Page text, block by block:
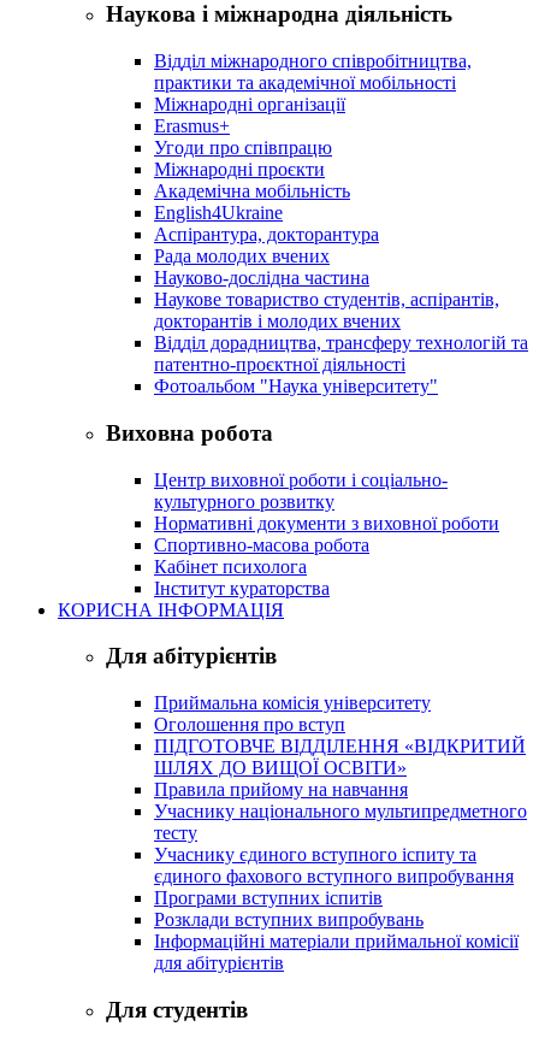
Наукова і міжнародна діяльність
Відділ міжнародного співробітництва,
практики та академічної мобільності
Міжнародні організації
Erasmus+
Угоди про співпрацю
Міжнародні проєкти
Академічна мобільність
English4Ukraine
Аспірантура, докторантура
Рада молодих вчених
Науково-дослідна частина
Наукове товариство студентів, аспірантів,
докторантів і молодих вчених
Відділ дорадництва, трансферу технологій та
патентно-проєктної діяльності
Фотоальбом "Наука університету"
Виховна робота
Центр виховної роботи і соціально-
культурного розвитку
Нормативні документи з виховної роботи
Спортивно-масова робота
Кабінет психолога
Інститут кураторства
КОРИСНА ІНФОРМАЦІЯ
Для абітурієнтів
Приймальна комісія університету
Оголошення про вступ
ПІДГОТОВЧЕ ВІДДІЛЕННЯ «ВІДКРИТИЙ
ШЛЯХ ДО ВИЩОЇ ОСВІТИ»
Правила прийому на навчання
Учаснику національного мультипредметного
тесту
Учаснику єдиного вступного іспиту та
єдиного фахового вступного випробування
Програми вступних іспитів
Розклади вступних випробувань
Інформаційні матеріали приймальної комісії
для абітурієнтів
Для студентів